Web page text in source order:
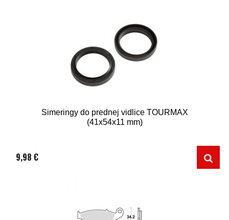
Simeringy do prednej vidlice TOURMAX
(41x54x11 mm)
9,98 €